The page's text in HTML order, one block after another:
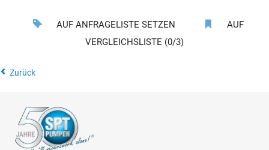
AUF ANFRAGELISTE SETZEN
AUF
VERGLEICHSLISTE (0/3)
Zurück